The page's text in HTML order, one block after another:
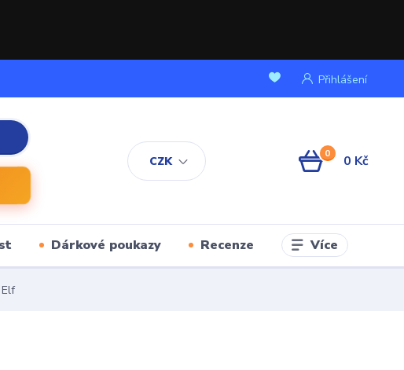
CZK
Přihlášení
0 0 Kč
Dárkové poukazy Recenze Více